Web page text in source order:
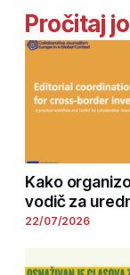
Pročitaj
Kako
vodič za
22/07/2026